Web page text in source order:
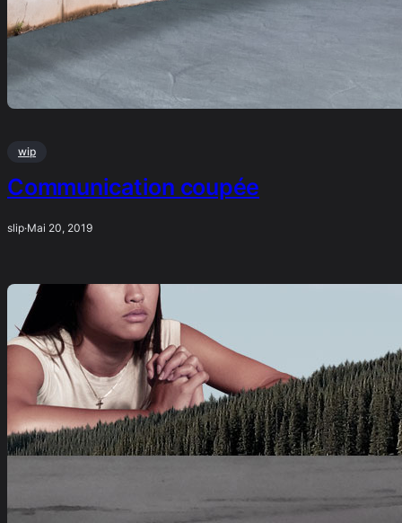
wip
Communication coupée
slip·Mai 20, 2019